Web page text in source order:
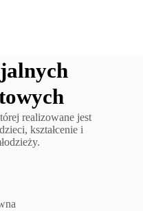
realizowane jest
kształcenie i